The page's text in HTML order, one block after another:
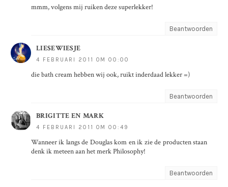
mmm, volgens mij ruiken deze superlekker!
Beantwoorden
LIESEWIESJE
4 FEBRUARI 2011 OM 00:00
die bath cream hebben wij ook, ruikt inderdaad lekker =)
Beantwoorden
BRIGITTE EN MARK
4 FEBRUARI 2011 OM 00:49
Wanneer ik langs de Douglas kom en ik zie de producten staan
denk ik meteen aan het merk Philosophy!
Beantwoorden